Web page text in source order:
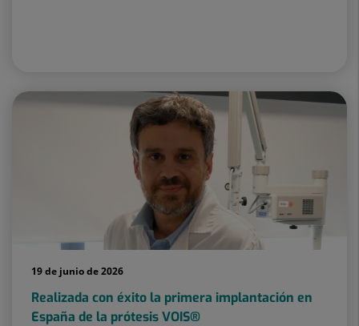
19 de junio de 2026
Realizada con éxito la primera implantación en
España de la prótesis VOIS®️